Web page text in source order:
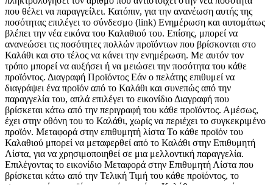
που θέλει να παραγγείλει. Κατόπιν, για την ανανέωση αυτής της
ποσότητας επιλέγει το σύνδεσμο (link) Ενημέρωση και αυτομάτως
βλέπει την νέα εικόνα του Καλαθιού του. Επίσης, μπορεί να
ανανεώσει τις ποσότητες πολλών προϊόντων που βρίσκονται στο
Καλάθι και στο τέλος να κάνει την ενημέρωση. Με αυτόν τον
τρόπο μπορεί να αυξήσει ή να μειώσει την ποσότητα του κάθε
προϊόντος. Διαγραφή Προϊόντος Εάν ο πελάτης επιθυμεί να
διαγράψει ένα προϊόν από το Καλάθι και συνεπώς από την
παραγγελία του, απλά επιλέγει το εικονίδιο Διαγραφή που
βρίσκεται κάτω από την περιγραφή του κάθε προϊόντος. Αμέσως,
έχει στην οθόνη του το Καλάθι, χωρίς να περιέχει το συγκεκριμένο
προϊόν. Μεταφορά στην επιθυμητή λίστα Το κάθε προϊόν του
Καλαθιού μπορεί να μεταφερθεί από το Καλάθι στην Επιθυμητή
Λίστα, για να χρησιμοποιηθεί σε μια μελλοντική παραγγελία.
Επιλέγοντας το εικονίδιο Μεταφορά στην Επιθυμητή Λίστα που
βρίσκεται κάτω από την Τελική Τιμή του κάθε προϊόντος, το